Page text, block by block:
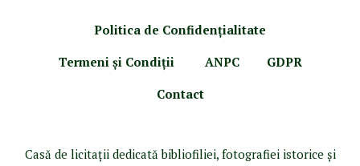
Politica de Confidenţialitate
Termeni şi Condiţii
ANPC
GDPR
Contact
Casă de licitaţii dedicată bibliofiliei, fotografiei istorice şi